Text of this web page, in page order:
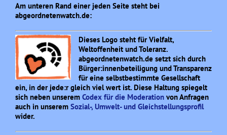
Am unteren Rand einer jeden Seite steht bei
abgeordnetenwatch.de:
Dieses Logo steht für Vielfalt,
Weltoffenheit und Toleranz.
abgeordnetenwatch.de setzt sich durch
Bürger:innenbeteiligung und Transparenz
für eine selbstbestimmte Gesellschaft
ein, in der jede:r gleich viel wert ist. Diese Haltung spiegelt
sich neben unserem Codex für die Moderation von Anfragen
auch in unserem Sozial-, Umwelt- und Gleichstellungsprofil
wider.